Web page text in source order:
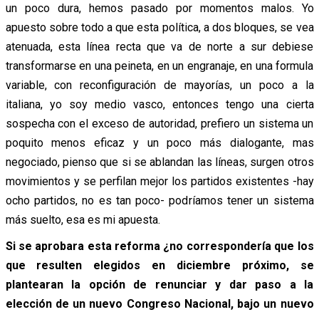
un poco dura, hemos pasado por momentos malos. Yo
apuesto sobre todo a que esta política, a dos bloques, se vea
atenuada, esta línea recta que va de norte a sur debiese
transformarse en una peineta, en un engranaje, en una formula
variable, con reconfiguración de mayorías, un poco a la
italiana, yo soy medio vasco, entonces tengo una cierta
sospecha con el exceso de autoridad, prefiero un sistema un
poquito menos eficaz y un poco más dialogante, mas
negociado, pienso que si se ablandan las líneas, surgen otros
movimientos y se perfilan mejor los partidos existentes -hay
ocho partidos, no es tan poco- podríamos tener un sistema
más suelto, esa es mi apuesta.
Si se aprobara esta reforma ¿no correspondería que los
que resulten elegidos en diciembre próximo, se
plantearan la opción de renunciar y dar paso a la
elección de un nuevo Congreso Nacional, bajo un nuevo